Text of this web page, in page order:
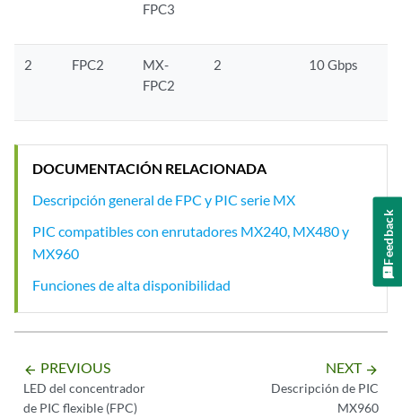
FPC3
2 FPC2
MX-
FPC2
2 10 Gbps
DOCUMENTACIÓN RELACIONADA
Descripción general de FPC y PIC serie MX
PIC compatibles con enrutadores MX240, MX480 y
MX960
Funciones de alta disponibilidad
arrow_backward PREVIOUS
LED del concentrador
de PIC flexible (FPC)
NEXT arrow_forward
Descripción de PIC
MX960
Feedback